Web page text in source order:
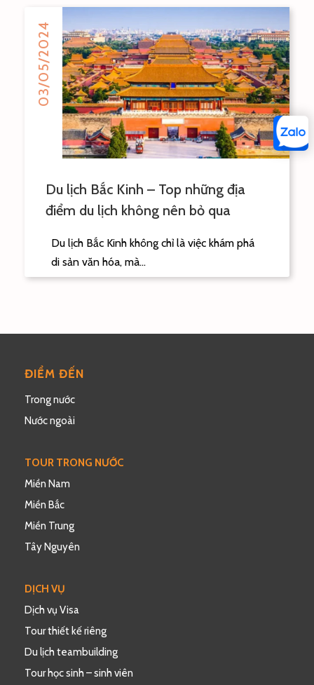
03/05/2024
Du lịch Bắc Kinh – Top những địa
điểm du lịch không nên bỏ qua
Du lịch Bắc Kinh không chỉ là việc khám phá
di sản văn hóa, mà...
ĐIỂM ĐẾN
Trong nước
Nước ngoài
TOUR TRONG NƯỚC
Miền Nam
Miền Bắc
Miền Trung
Tây Nguyên
DỊCH VỤ
Dịch vụ Visa
Tour thiết kế riêng
Du lịch teambuilding
Tour học sinh – sinh viên